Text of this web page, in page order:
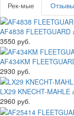
Рек-мые
AF4838 FLEETGUARD
3550 руб.
AF434KM
2930 руб.
LX29 KNECHT-MAHLE
2960 руб.